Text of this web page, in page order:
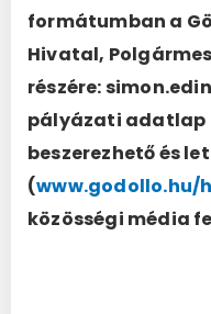
formátumban a
Hivatal,
részére:
pályázati adatlap
beszerezhető és
(www.godollo.hu/
közösségi média